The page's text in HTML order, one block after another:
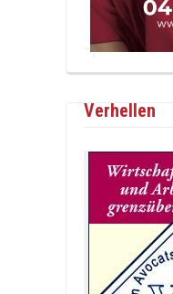
Verhellen